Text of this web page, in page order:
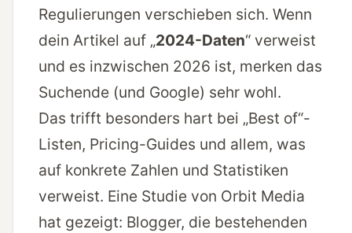
Regulierungen verschieben sich. Wenn
dein Artikel auf „2024-Daten“ verweist
und es inzwischen 2026 ist, merken das
Suchende (und Google) sehr wohl.
Das trifft besonders hart bei „Best of“-
Listen, Pricing-Guides und allem, was
auf konkrete Zahlen und Statistiken
verweist. Eine Studie von Orbit Media
hat gezeigt: Blogger, die bestehenden